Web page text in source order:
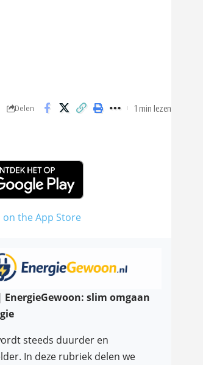
Delen 1 min lezen
slim omgaan
steeds duurder en
In deze rubriek delen we